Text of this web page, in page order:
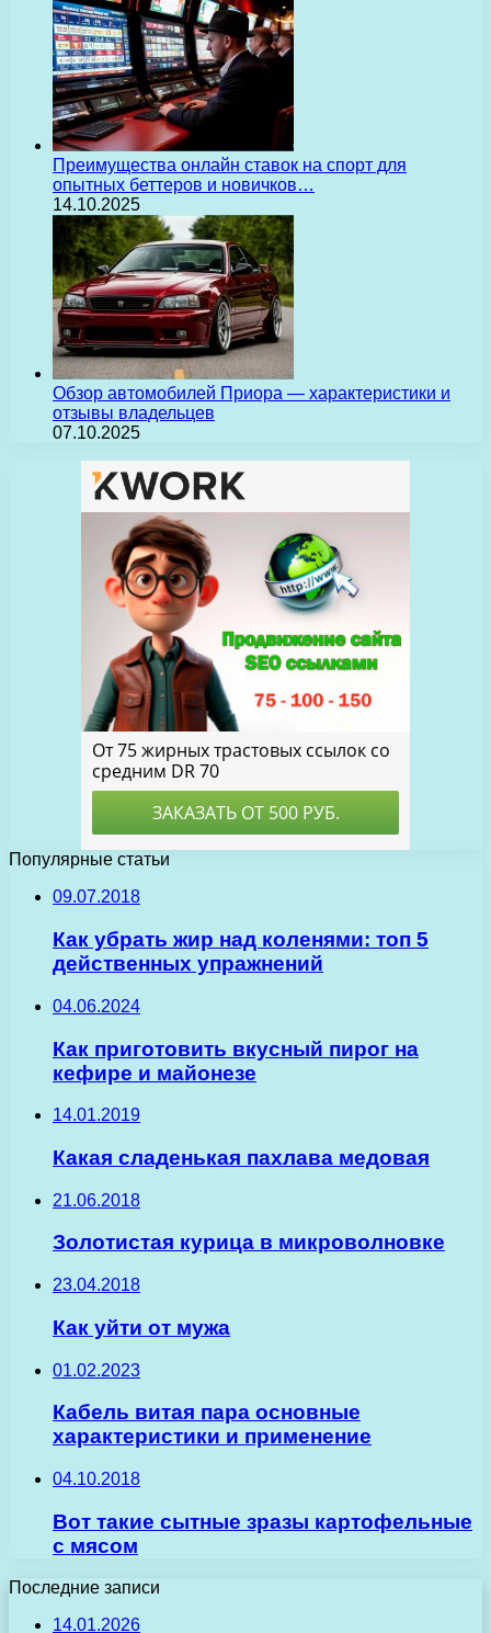
Преимущества онлайн ставок на спорт для
опытных беттеров и новичков…
14.10.2025
Обзор автомобилей Приора — характеристики и
отзывы владельцев
07.10.2025
Популярные статьи
09.07.2018
Как убрать жир над коленями: топ 5
действенных упражнений
04.06.2024
Как приготовить вкусный пирог на
кефире и майонезе
14.01.2019
Какая сладенькая пахлава медовая
21.06.2018
Золотистая курица в микроволновке
23.04.2018
Как уйти от мужа
01.02.2023
Кабель витая пара основные
характеристики и применение
04.10.2018
Вот такие сытные зразы картофельные
с мясом
Последние записи
14.01.2026